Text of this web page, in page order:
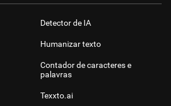
Detector de IA
Humanizar texto
Contador de caracteres e
palavras
Texxto.ai